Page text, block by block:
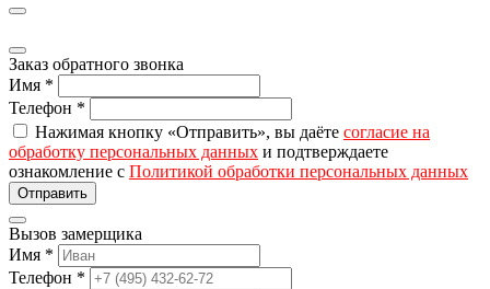
Заказ обратного звонка
Имя *
Телефон *
Нажимая кнопку «Отправить», вы даёте согласие на
обработку персональных данных и подтверждаете
ознакомление с Политикой обработки персональных данных
Вызов замерщика
Имя *
Телефон *